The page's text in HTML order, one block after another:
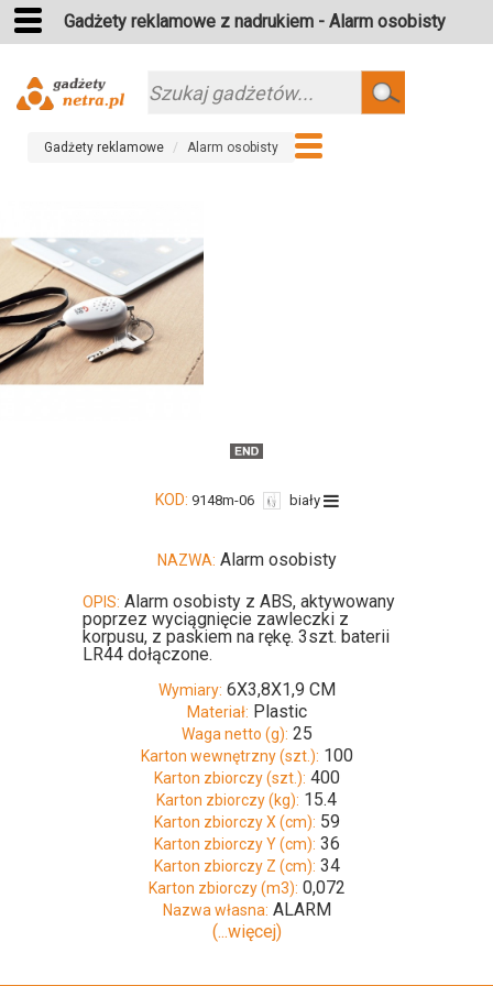
Gadżety reklamowe z nadrukiem - Alarm osobisty
Szukaj
Gadżety reklamowe Alarm osobisty
KOD: 9148m-06 biały
NAZWA: Alarm osobisty
OPIS: Alarm osobisty z ABS, aktywowany
poprzez wyciągnięcie zawleczki z
korpusu, z paskiem na rękę. 3szt. baterii
LR44 dołączone.
Wymiary: 6X3,8X1,9 CM
Materiał: Plastic
Waga netto (g): 25
Karton wewnętrzny (szt.): 100
Karton zbiorczy (szt.): 400
Karton zbiorczy (kg): 15.4
Karton zbiorczy X (cm): 59
Karton zbiorczy Y (cm): 36
Karton zbiorczy Z (cm): 34
Karton zbiorczy (m3): 0,072
Nazwa własna: ALARM
(...więcej)